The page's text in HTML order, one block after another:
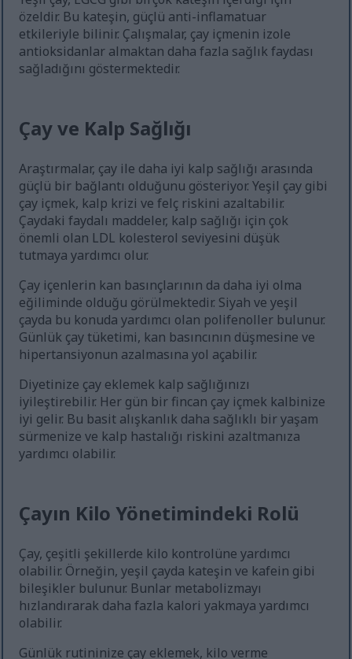
özeldir. Bu kateşin, güçlü anti-inflamatuar
etkileriyle bilinir. Çalışmalar, çay içmenin izole
antioksidanlar almaktan daha fazla sağlık faydası
sağladığını göstermektedir.
Çay ve Kalp Sağlığı
Araştırmalar, çay ile daha iyi kalp sağlığı arasında
güçlü bir bağlantı olduğunu gösteriyor. Yeşil çay gibi
çay içmek, kalp krizi ve felç riskini azaltabilir.
Çaydaki faydalı maddeler, kalp sağlığı için çok
önemli olan LDL kolesterol seviyesini düşük
tutmaya yardımcı olur.
Çay içenlerin kan basınçlarının da daha iyi olma
eğiliminde olduğu görülmektedir. Siyah ve yeşil
çayda bu konuda yardımcı olan polifenoller bulunur.
Günlük çay tüketimi, kan basıncının düşmesine ve
hipertansiyonun azalmasına yol açabilir.
Diyetinize çay eklemek kalp sağlığınızı
iyileştirebilir. Her gün bir fincan çay içmek kalbinize
iyi gelir. Bu basit alışkanlık daha sağlıklı bir yaşam
sürmenize ve kalp hastalığı riskini azaltmanıza
yardımcı olabilir.
Çayın Kilo Yönetimindeki Rolü
Çay, çeşitli şekillerde kilo kontrolüne yardımcı
olabilir. Örneğin, yeşil çayda kateşin ve kafein gibi
bileşikler bulunur. Bunlar metabolizmayı
hızlandırarak daha fazla kalori yakmaya yardımcı
olabilir.
Günlük rutininize çay eklemek, kilo verme